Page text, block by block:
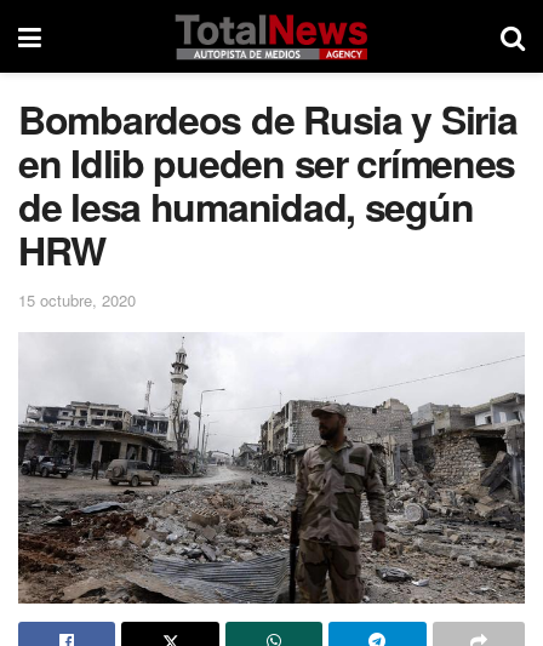
Bombardeos de Rusia y Siria
en Idlib pueden ser crímenes
de lesa humanidad, según
HRW
15 octubre, 2020